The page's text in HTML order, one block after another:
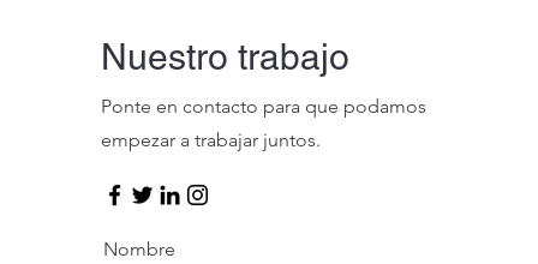
Nuestro trabajo
Ponte en contacto para que podamos
empezar a trabajar juntos.
Nombre